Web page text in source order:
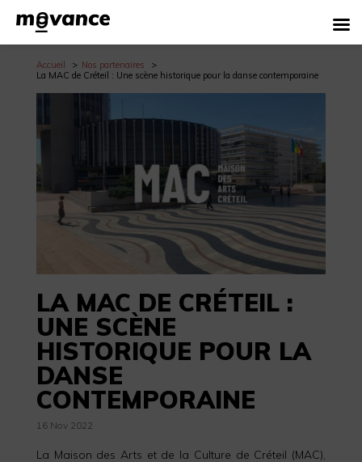
Accueil
Nos partenaires
La MAC de Créteil : Une scène historique pour la danse contemporaine
LA MAC DE CRÉTEIL :
UNE SCÈNE
HISTORIQUE POUR LA
DANSE
CONTEMPORAINE
16 Nov 2022
La Maison des Arts et de la Culture de Créteil (MAC),